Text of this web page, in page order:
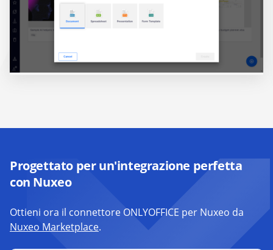
Progettato per un'integrazione perfetta
con Nuxeo
Ottieni ora il connettore ONLYOFFICE per Nuxeo da
Nuxeo Marketplace.